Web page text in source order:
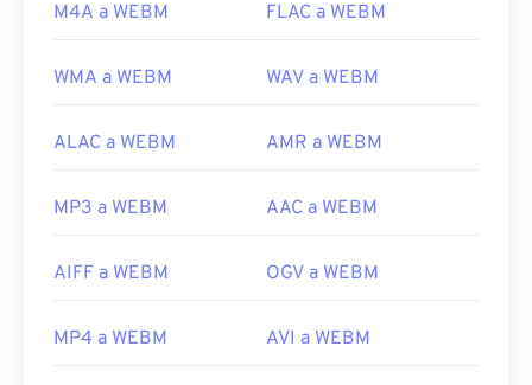
M4A a WEBM FLAC a WEBM
WMA a WEBM WAV a WEBM
ALAC a WEBM AMR a WEBM
MP3 a WEBM AAC a WEBM
AIFF a WEBM OGV a WEBM
MP4 a WEBM AVI a WEBM